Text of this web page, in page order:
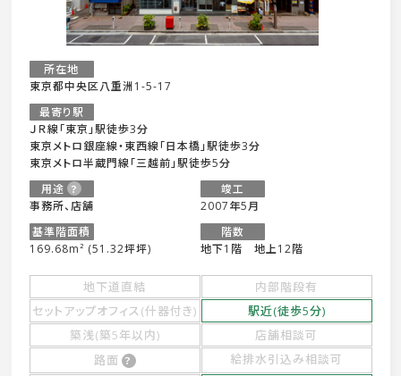
所在地
東京都中央区八重洲1-5-17
最寄り駅
ＪＲ線「東京」駅徒歩3分
東京メトロ銀座線・東西線「日本橋」駅徒歩3分
東京メトロ半蔵門線「三越前」駅徒歩5分
用途
事務所、店舗
竣工
2007年5月
基準階面積
169.68m² (51.32坪坪)
階数
地下1階 地上12階
地下道直結
内部階段有
セットアップオフィス(什器付き)
駅近(徒歩5分)
築浅(築5年以内)
店舗相談可
路面
給排水引込み相談可